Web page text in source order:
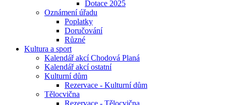
Dotace 2025
Oznámení úřadu
Poplatky
Doručování
Různé
Kultura a sport
Kalendář akcí Chodová Planá
Kalendář akcí ostatní
Kulturní dům
Rezervace - Kulturní dům
Tělocvična
Rezervace - Tělocvična